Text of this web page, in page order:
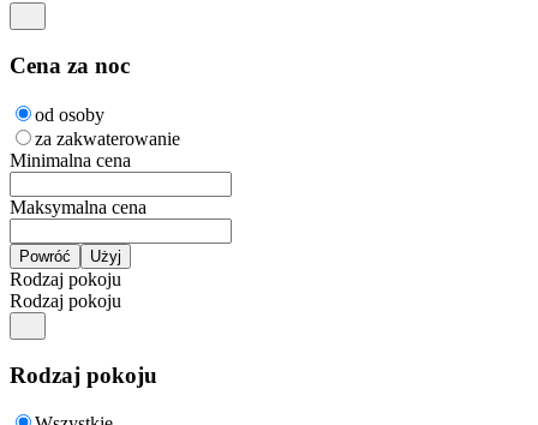
Cena za noc
od osoby
za zakwaterowanie
Minimalna cena
Maksymalna cena
Rodzaj pokoju
Rodzaj pokoju
Rodzaj pokoju